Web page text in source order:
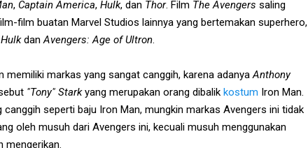
, Captain America, Hulk, dan Thor. Film The Avengers saling
film buatan Marvel Studios lainnya yang bertemakan superhero,
danAvengers: Age of Ultron.
memiliki markas yang sangat canggih, karena adanyaAnthony
"Tony" Starkyang merupakan orang dibalik kostum Iron Man.
canggih seperti baju Iron Man, mungkin markas Avengers ini tidak
oleh musuh dari Avengers ini, kecuali musuh menggunakan
mengerikan.